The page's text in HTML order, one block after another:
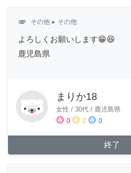
attachment その他 ▸ その他
よろしくお願いします😁😆
鹿児島県
まりか18
女性 / 30代 / 鹿児島県
sentiment_satisfied 0 sentiment_neutral 0 sentiment_dissatisfied 0
終了